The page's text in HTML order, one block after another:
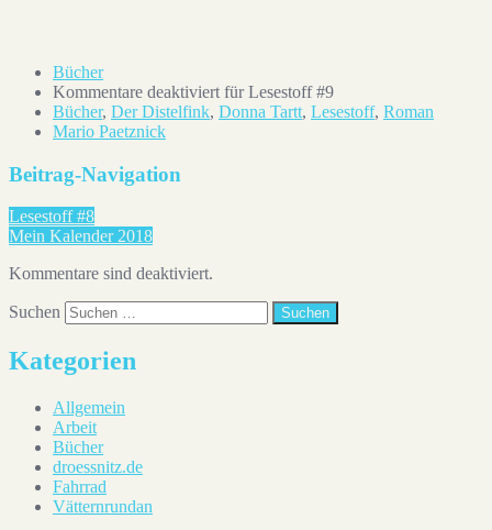
Bücher
Kommentare deaktiviert für Lesestoff #9
Bücher, Der Distelfink, Donna Tartt, Lesestoff, Roman
Mario Paetznick
Beitrag-Navigation
Lesestoff #8
Mein Kalender 2018
Kommentare sind deaktiviert.
Suchen
Kategorien
Allgemein
Arbeit
Bücher
droessnitz.de
Fahrrad
Vätternrundan